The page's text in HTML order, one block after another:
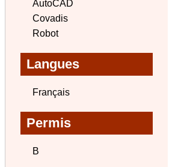
AutoCAD
Covadis
Robot
Langues
Français
Permis
B